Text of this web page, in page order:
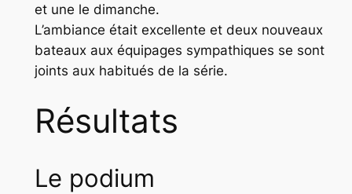
et une le dimanche.
L’ambiance était excellente et deux nouveaux
bateaux aux équipages sympathiques se sont
joints aux habitués de la série.
Résultats
Le podium